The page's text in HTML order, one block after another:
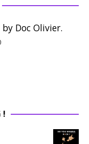
by Doc Olivier.
!